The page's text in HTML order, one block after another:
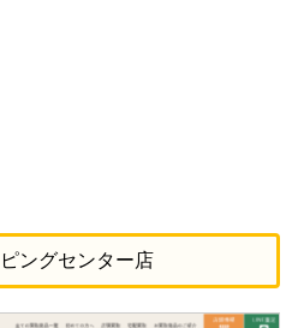
ングセンター店